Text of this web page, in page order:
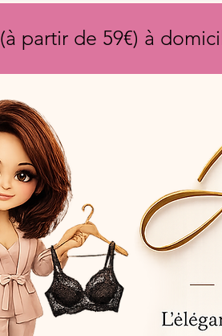
(à partir de 59€) à